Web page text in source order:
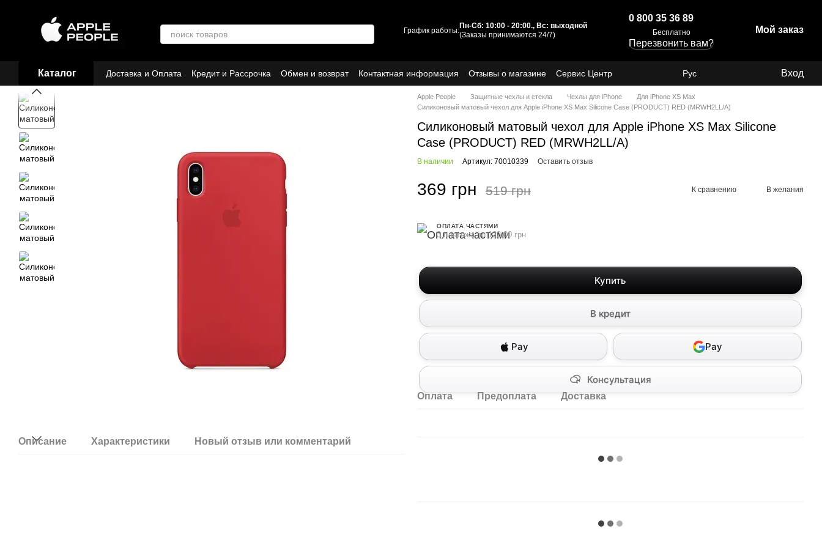
График работы:
Пн-Сб: 10:00 - 20:00., Вс: выходной
(Заказы принимаются 24/7)
0 800 35 36 89
Бесплатно
Перезвонить вам?
Мой заказ
Каталог Доставка и Оплата Кредит и Рассрочка Обмен и возврат Контактная информация Отзывы о магазине
Сервис Центр
Договор публичной оферты
Партнёры О нас
Рус Вход
Описание Характеристики Новый отзыв или комментарий
Apple People Защитные чехлы и стекла Чехлы для iPhone
Для iPhone XS Max
Силиконовый матовый чехол для Apple iPhone XS Max Silicone Case (PRODUCT) RED (MRWH2LL/A)
Силиконовый матовый чехол для Apple iPhone XS Max Silicone
Case (PRODUCT) RED (MRWH2LL/A)
В наличии Артикул: 70010339 Оставить отзыв
369 грн 519 грн К сравнению В желания
ОПЛАТА ЧАСТЯМИ
3 платежа по 123.00 грн
Купить
В кредит
Консультация
Pay Pay
Оплата Предоплата Доставка